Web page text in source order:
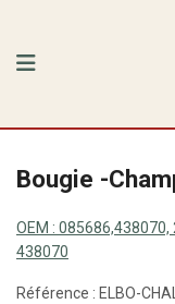
Bougie -
OEM : 085686,438070,
438070
Référence : ELBO-